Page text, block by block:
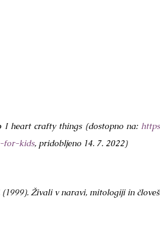
I heart crafty things (dostopno na:
for-kids, pridobljeno 14. 7. 2022)
(1999). Živali v naravi, mitologiji in